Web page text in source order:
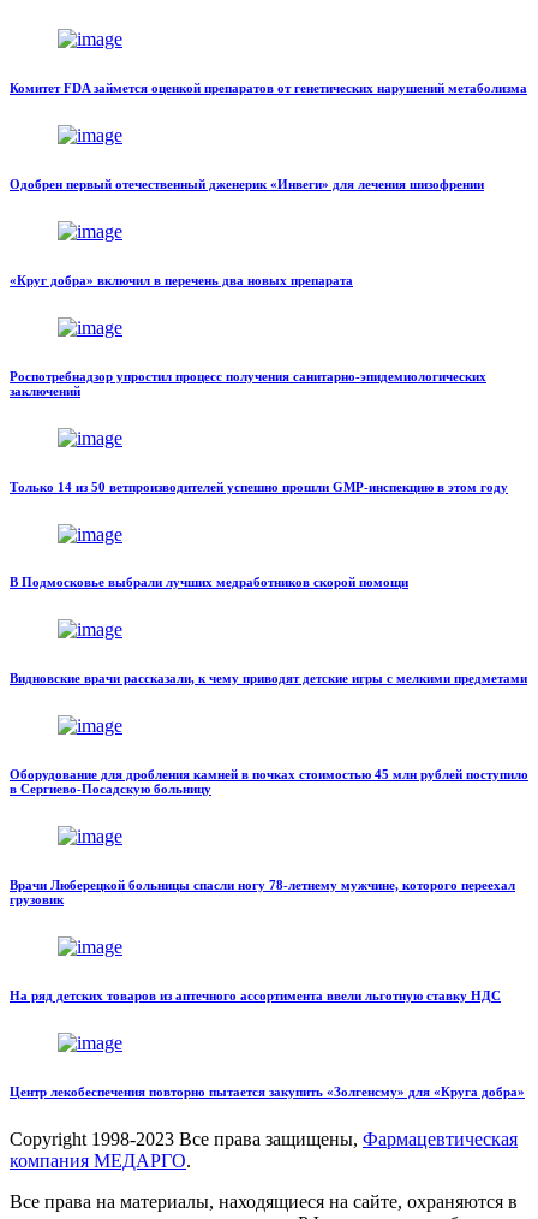
Комитет FDA займется оценкой препаратов от генетических нарушений метаболизма
Одобрен первый отечественный дженерик «Инвеги» для лечения шизофрении
«Круг добра» включил в перечень два новых препарата
Роспотребнадзор упростил процесс получения санитарно-эпидемиологических
заключений
Только 14 из 50 ветпроизводителей успешно прошли GMP-инспекцию в этом году
В Подмосковье выбрали лучших медработников скорой помощи
Видновские врачи рассказали, к чему приводят детские игры с мелкими предметами
Оборудование для дробления камней в почках стоимостью 45 млн рублей поступило
в Сергиево-Посадскую больницу
Врачи Люберецкой больницы спасли ногу 78-летнему мужчине, которого переехал
грузовик
На ряд детских товаров из аптечного ассортимента ввели льготную ставку НДС
Центр лекобеспечения повторно пытается закупить «Золгенсму» для «Круга добра»
Copyright 1998-2023 Все права защищены, Фармацевтическая
компания МЕДАРГО.
Все права на материалы, находящиеся на сайте, охраняются в